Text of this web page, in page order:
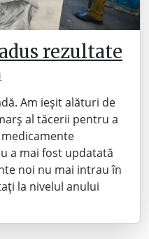
rezultate
Am ieșit alături de
al tăcerii pentru a
a mai fost updatată
noi nu mai intrau în
la nivelul anului